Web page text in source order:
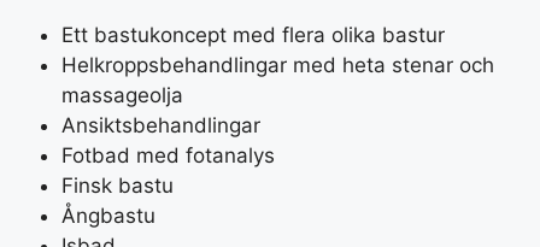
Ett bastukoncept med flera olika bastur
Helkroppsbehandlingar med heta stenar och
massageolja
Ansiktsbehandlingar
Fotbad med fotanalys
Finsk bastu
Ångbastu